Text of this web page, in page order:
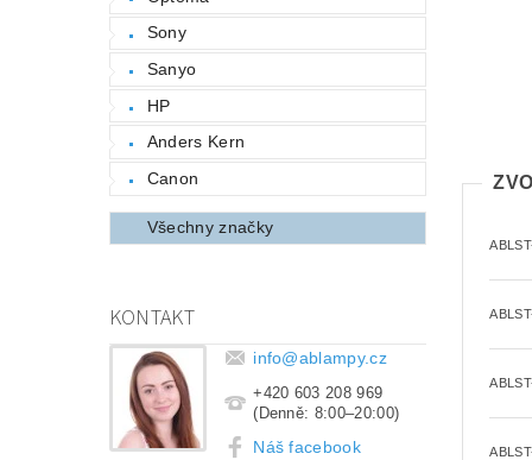
Sony
Sanyo
HP
Anders Kern
Canon
Všechny značky
KONTAKT
info@ablampy.cz
+420 603 208 969
(Denně: 8:00–20:00)
Náš facebook